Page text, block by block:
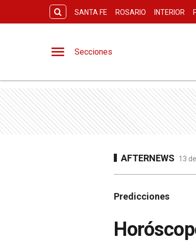
SANTA FE ROSARIO INTERIOR
Secciones
AFTERNEWS 13
Predicciones